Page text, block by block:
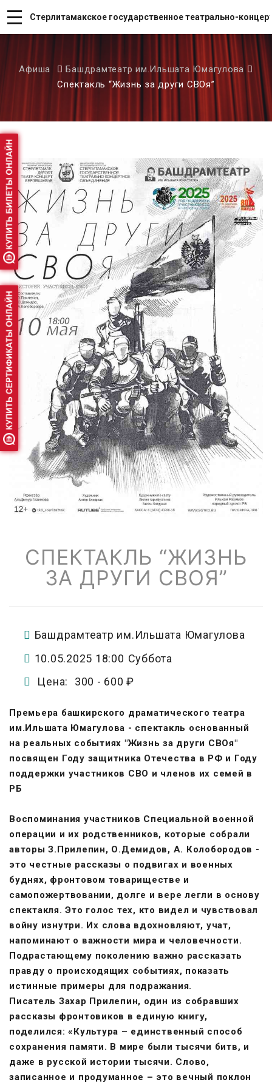
Стерлитамакское государственное театрально-
Афиша
Башдрамтеатр им.Ильшата Юмагулова
Спектакль “Жизнь за други СВОя”
СПЕКТАКЛЬ “ЖИЗНЬ
ЗА ДРУГИ СВОЯ”
Башдрамтеатр им.Ильшата Юмагулова
10.05.2025 18:00 Суббота
Цена:
300 - 600 ₽
Премьера башкирского драматического театра
им.Ильшата Юмагулова - спектакль основанный
на реальных событиях "Жизнь за други СВОя"
посвящен Году защитника Отечества в РФ и Году
поддержки участников СВО и членов их семей в
РБ
Воспоминания участников Специальной военной
операции и их родственников, которые собрали
авторы З.Прилепин, О.Демидов, А. Колобородов -
это честные рассказы о подвигах и военных
буднях, фронтовом товариществе и
самопожертвовании, долге и вере легли в основу
спектакля. Это голос тех, кто видел и чувствовал
войну изнутри. Их слова вдохновляют, учат,
напоминают о важности мира и человечности.
Подрастающему поколению важно рассказать
правду о происходящих событиях, показать
истинные примеры для подражания.
Писатель Захар Прилепин, один из собравших
рассказы фронтовиков в единую книгу,
поделился: «Культура – единственный способ
сохранения памяти. В мире были тысячи битв, и
даже в русской истории тысячи. Слово,
записанное и продуманное – это вечный поклон